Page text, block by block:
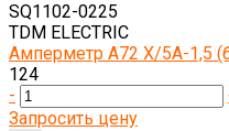
SQ1102-0225
TDM ELECTRIC
Амперметр А72 X/5А-1,5
124
-
Запросить цену